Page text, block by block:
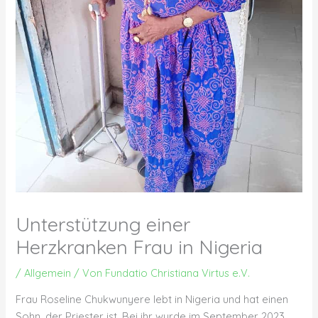
Unterstützung einer
Herzkranken Frau in Nigeria
/Allgemein / Von Fundatio Christiana Virtus e.V.
Frau Roseline Chukwunyere lebt in Nigeria und hat einen